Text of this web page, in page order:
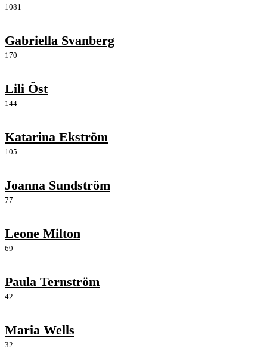
1081
Gabriella Svanberg
170
Lili Öst
144
Katarina Ekström
105
Joanna Sundström
77
Leone Milton
69
Paula Ternström
42
Maria Wells
32